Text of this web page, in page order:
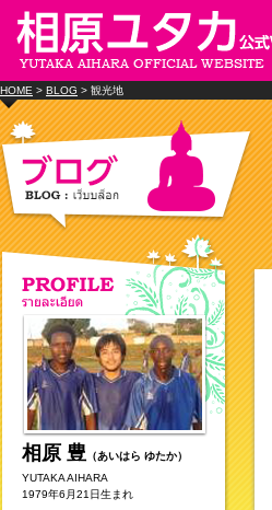
HOME > BLOG > 観光地
相原 豊 （あいはら ゆたか）
YUTAKA AIHARA
1979年6月21日生まれ